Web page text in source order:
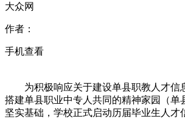
大众网
作者：
手机查看
为积极响应关于建设单县职教人才信
搭建单县职业中专人共同的精神家园（单
坚实基础，学校正式启动历届毕业生人才